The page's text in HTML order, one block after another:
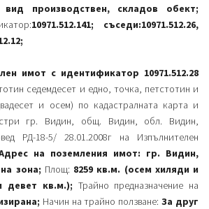
производствен, складов обект;
10971.512.141; съседи:10971.512.26,
имот с идентификатор 10971.512.28
седемдесет и едно, точка, петстотин и
и осем) по кадастралната карта и
гр. Видин, общ. Видин, обл. Видин,
РД-18-5/ 28.01.2008г на Изпълнителен
на поземления имот: гр. Видин,
зона; Площ: 8259 кв.м. (осем хиляди и
девет кв.м.); Трайно предназначение на
Начин на трайно ползване: За друг